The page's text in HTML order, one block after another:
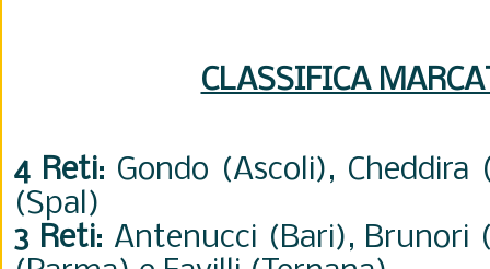
CLASSIFICA
4 Reti: Gondo (Ascoli),
(Spal)
3 Reti: Antenucci (Bari), Brunori